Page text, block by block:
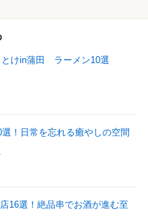
とけin蒲田 ラーメン10選
！日常を忘れる癒やしの空間
16選！絶品串でお酒が進む至